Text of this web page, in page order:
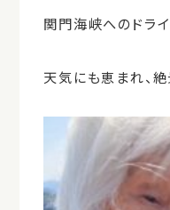
関門海峡へのドライ
天気にも恵まれ、